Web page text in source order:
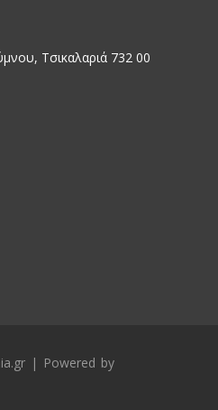
Τσικαλαριά 732 00
| Powered by